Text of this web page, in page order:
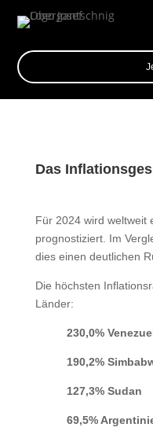
Das
Für 2024 wird weltweit
prognostiziert. Im
dies einen deutlichen
Die höchsten
Länder:
230,0%
190,2%
127,3% Sudan
69,5%